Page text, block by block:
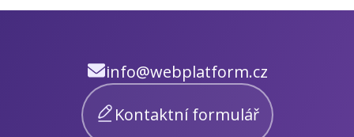
info@webplatform.cz
Kontaktní formulář